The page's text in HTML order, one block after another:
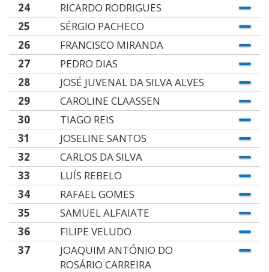
24
RICARDO RODRIGUES
25
SÉRGIO PACHECO
26
FRANCISCO MIRANDA
27
PEDRO DIAS
28
JOSÉ JUVENAL DA SILVA ALVES
29
CAROLINE CLAASSEN
30
TIAGO REIS
31
JOSELINE SANTOS
32
CARLOS DA SILVA
33
LUÍS REBELO
34
RAFAEL GOMES
35
SAMUEL ALFAIATE
36
FILIPE VELUDO
37
JOAQUIM ANTÓNIO DO
ROSÁRIO CARREIRA